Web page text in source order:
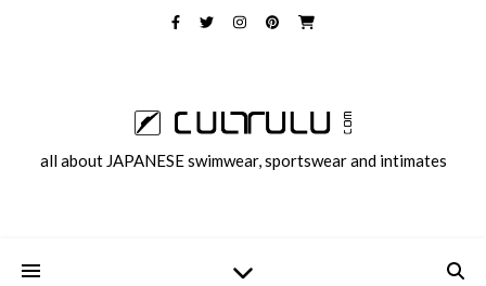
all about JAPANESE swimwear, sportswear and intimates